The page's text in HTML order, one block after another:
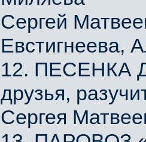
Сергей
Евстигнеева,
12. ПЕСЕНКА
друзья,
Сергея